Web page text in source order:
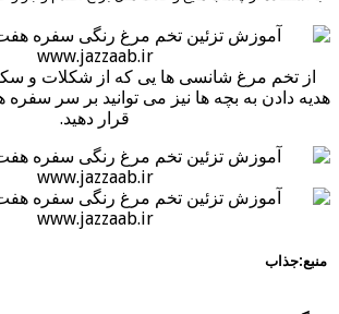
از تخم مرغ شانسی ها یی که از شکلات و سکه
هدیه دادن به بچه ها نیز می توانید بر سر
قرار دهید.
منبع:جذاب